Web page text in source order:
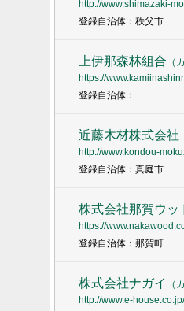
http://www.shimazaki-
登録自治体：秩父市
上伊那森林組合 （
https://
登録自治体：
近藤木材株式会社
http://www.kondou-
登録自治体：真庭市
株式会社那賀ウッ
https://
登録自治体：那賀町
株式会社ナガイ （
http://www.e-